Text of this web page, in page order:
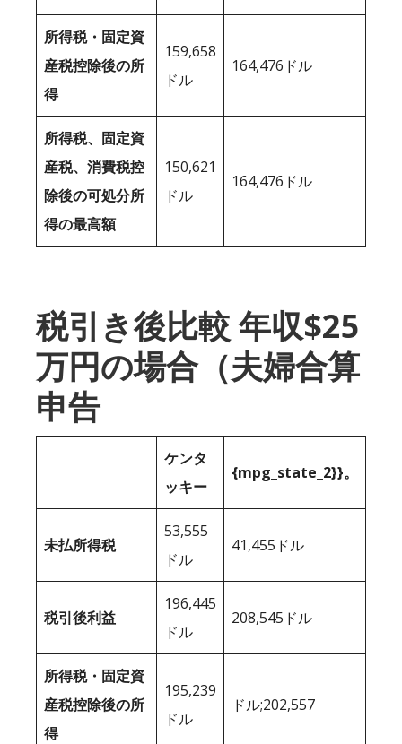
所得税・固定資
産税控除後の所
得
159,658
ドル
164,476ドル
所得税、固定資
産税、消費税控
除後の可処分所
得の最高額
150,621
ドル
164,476ドル
税引き後比較 年収$25
万円の場合（夫婦合算
申告
ケンタ
ッキー
{mpg_state_2}}。
未払所得税
53,555
ドル
41,455ドル
税引後利益
196,445
ドル
208,545ドル
所得税・固定資
産税控除後の所
得
195,239
ドル
ドル;202,557